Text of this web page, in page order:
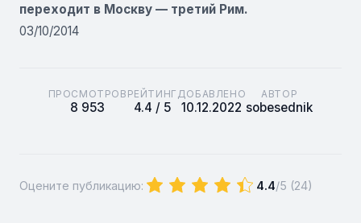
переходит в Москву — третий Рим.
03/10/2014
ПРОСМОТРОВ
8 953
РЕЙТИНГ
4.4 / 5
ДОБАВЛЕНО
10.12.2022
АВТОР
sobesednik
Оцените публикацию: 4.4/5 (24)